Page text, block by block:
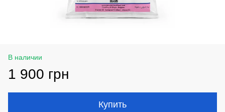
В наличии
1 900 грн
Купить